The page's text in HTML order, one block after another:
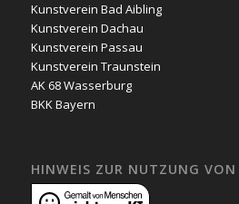
Kunstverein Bad Aibling
Kunstverein Dachau
Kunstverein Passau
Kunstverein Traunstein
AK 68 Wasserburg
BKK Bayern
HINWEIS ZUR NUTZUNG VON